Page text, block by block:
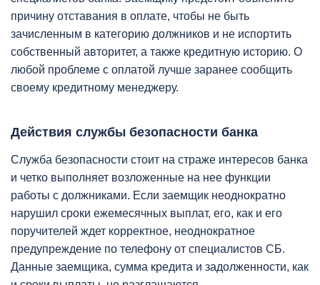
причину отставания в оплате, чтобы не быть
зачисленным в категорию должников и не испортить
собственный авторитет, а также кредитную историю. О
любой проблеме с оплатой лучше заранее сообщить
своему кредитному менеджеру.
Действия службы безопасности банка
Служба безопасности стоит на страже интересов банка
и четко выполняет возложенные на нее функции
работы с должниками. Если заемщик неоднократно
нарушил сроки ежемесячных выплат, его, как и его
поручителей ждет корректное, неоднократное
предупреждение по телефону от специалистов СБ.
Данные заемщика, сумма кредита и задолженности, как